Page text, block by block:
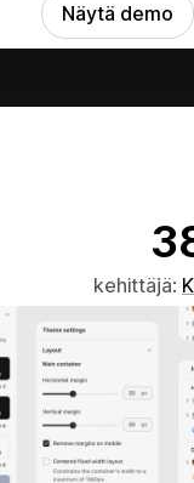
Näytä demo
kehittäjä: